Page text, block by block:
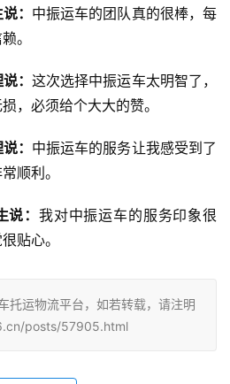
： 中振运车的团队真的很棒，每
。
： 这次选择中振运车太明智了，
，必须给个大大的赞。
： 中振运车的服务让我感受到了
顺利。
： 我对中振运车的服务印象很
贴心。
托运物流平台，如若转载，请注明
posts/57905.html